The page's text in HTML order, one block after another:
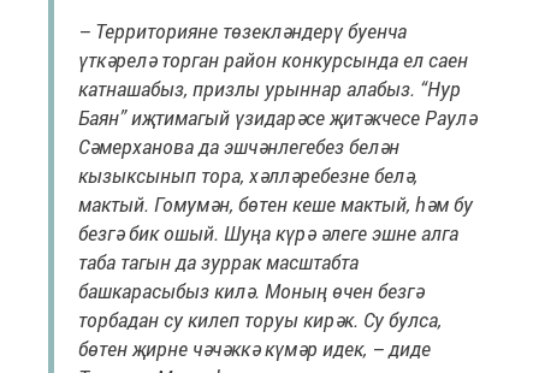
– Территорияне төзекләндерү буенча
үткәрелә торган район конкурсында ел саен
катнашабыз, приз­лы урыннар алабыз. “Нур
Баян” иҗти­магый үзидарәсе җитәкчесе Раулә
Сәмерханова да эшчәнлегебез белән
кызыксынып тора, хәлләребезне белә,
мактый. Гомумән, бөтен кеше мактый, һәм бу
безгә бик ошый. Шуңа күрә әлеге эшне алга
таба тагын да зуррак масштабта
башкарасыбыз килә. Моның өчен безгә
торбадан су килеп торуы кирәк. Су булса,
бөтен җирне чәчәккә күмәр идек, – диде